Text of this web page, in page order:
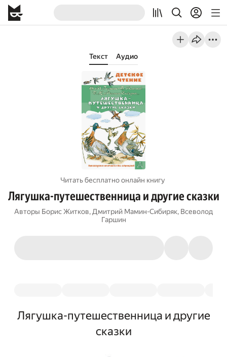
Текст Аудио
Читать бесплатно онлайн книгу
Лягушка-путешественница и другие сказки
Авторы Борис Житков, Дмитрий Мамин-Сибиряк, Всеволод
Гаршин
Лягушка-путешественница и другие
сказки